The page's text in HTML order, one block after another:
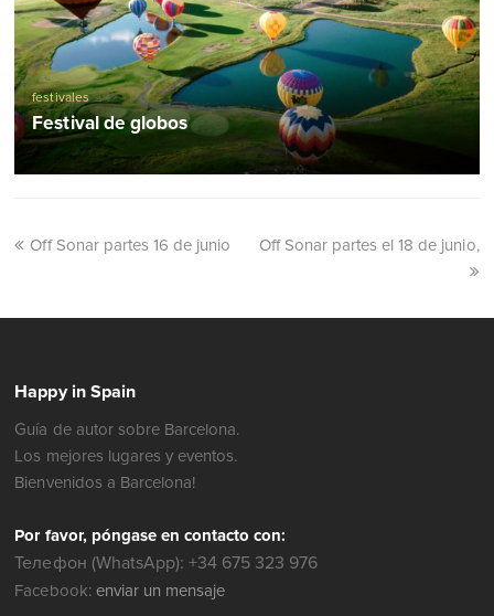
festivales
Festival de globos
Off Sonar partes 16 de junio Off Sonar partes el 18 de junio,
Happy in Spain
Guía de autor sobre Barcelona.
Los mejores lugares y eventos.
Bienvenidos a Barcelona!
Por favor, póngase en contacto con:
Телефон (WhatsApp): +34 675 323 976
Facebook: enviar un mensaje